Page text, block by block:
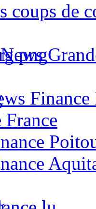
coups de
Finance
France